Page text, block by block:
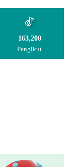
163,200
Pengikut